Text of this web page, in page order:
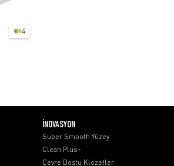
4
İNOVASYON
Super Smooth Yüzey
Clean Plus+
Çevre Dostu Klozetler